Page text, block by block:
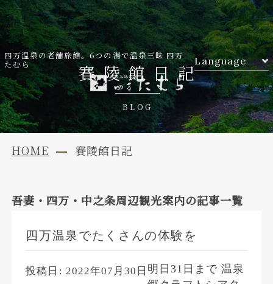
四万温泉の老舗旅館。6つの湯で温泉三昧 四万
たむら
Language
賽陵館日記
BLOG
HOME 賽陵館日記
吾妻・四万・中之条周辺観光案内の記事一覧
四万温泉でたくさんの体験を
投稿日: 2022年07月30日 明日31日まで 温泉